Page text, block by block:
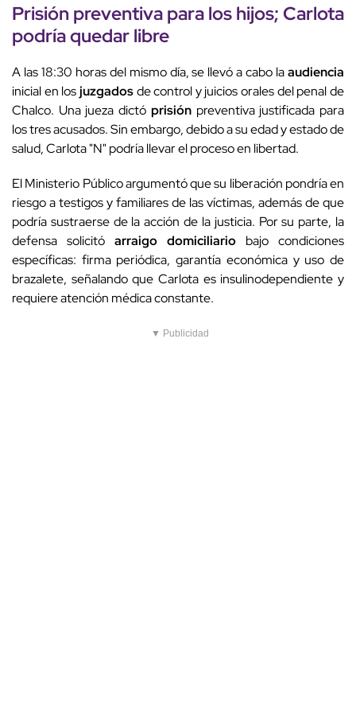
Prisión preventiva para los hijos; Carlota
podría quedarlibre
A las 18:30 horas del mismo día, se llevó a cabo laaudiencia
inicial en losjuzgadosde control y juicios orales del penal de
Chalco. Una jueza dictó prisiónpreventiva justificada para
los tres acusados. Sin embargo, debido a su edad y estado de
salud, Carlota "N" podría llevar el proceso en libertad.
El Ministerio Público argumentó que su liberación pondría en
riesgo a testigos y familiares de las víctimas, además de que
podría sustraerse de la acción de la justicia. Por su parte, la
defensa solicitó arraigo domiciliario bajo condiciones
específicas: firma periódica, garantía económica y uso de
brazalete, señalando que Carlota es insulinodependiente y
requiere atención médica constante.
▼ Publicidad